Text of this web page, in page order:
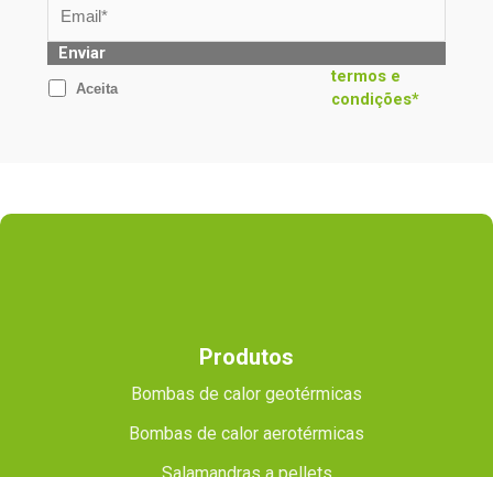
Enviar
Aceita
termos e
condições*
Produtos
Bombas de calor geotérmicas
Bombas de calor aerotérmicas